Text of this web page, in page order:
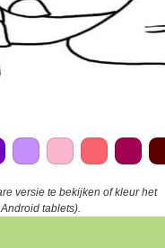
versie te bekijken of kleur het
tablets).